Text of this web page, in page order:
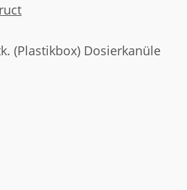
(Plastikbox) Dosierkanüle